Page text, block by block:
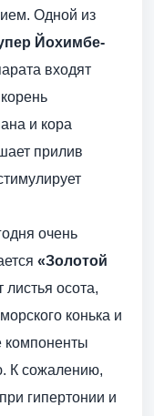
Одной из
Йохимбе-
входят
и кора
прилив
очень
«Золотой
листья осота,
конька и
компоненты
К сожалению,
гипертонии и